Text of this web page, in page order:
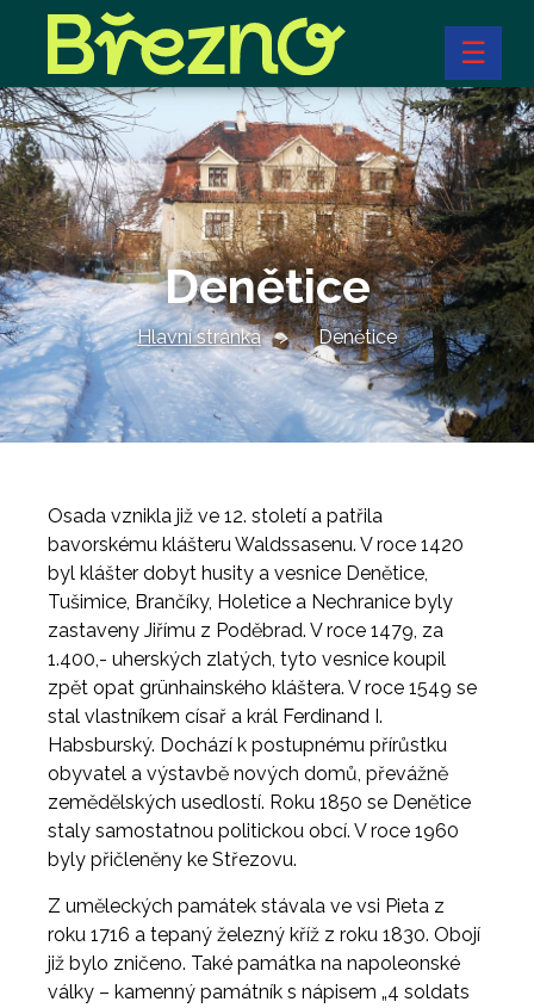
☰
Denětice
Hlavní stránka Denětice
Osada vznikla již ve 12. století a patřila
bavorskému klášteru Waldssasenu. V roce 1420
byl klášter dobyt husity a vesnice Denětice,
Tušimice, Brančíky, Holetice a Nechranice byly
zastaveny Jiřímu z Poděbrad. V roce 1479, za
1.400,- uherských zlatých, tyto vesnice koupil
zpět opat grünhainského kláštera. V roce 1549 se
stal vlastníkem císař a král Ferdinand I.
Habsburský. Dochází k postupnému přírůstku
obyvatel a výstavbě nových domů, převážně
zemědělských usedlostí. Roku 1850 se Denětice
staly samostatnou politickou obcí. V roce 1960
byly přičleněny ke Střezovu.
Z uměleckých památek stávala ve vsi Pieta z
roku 1716 a tepaný železný kříž z roku 1830. Obojí
již bylo zničeno. Také památka na napoleonské
války – kamenný památník s nápisem „4 soldats